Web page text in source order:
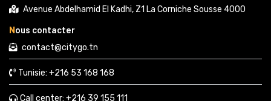
Avenue Abdelhamid El Kadhi, Z1 La Corniche Sousse 4000
Nous contacter
contact@citygo.tn
Tunisie: +216 53 168 168
Call center: +216 39 155 111